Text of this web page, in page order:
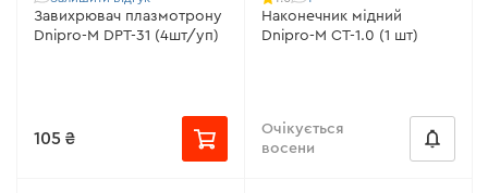
Завихрювач плазмотрону
Dnipro-M DPT-31 (4шт/уп)
105 ₴
Наконечник мідний
Dnipro-M СТ-1.0 (1 шт)
Очікується
восени